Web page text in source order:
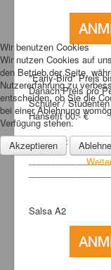
"Early-Bird" Preis
Danach Preis pro
Schüler /
Hansefit 00.- €
Dauer 6 x 60 Min.
Salsa A2
Wir benutzen Cookies
Wir nutzen Cookies auf
den Betrieb der Seite,
Nutzererfahrung zu
entscheiden, ob Sie die
bei einer Ablehnung
Verfügung stehen.
Akzeptieren